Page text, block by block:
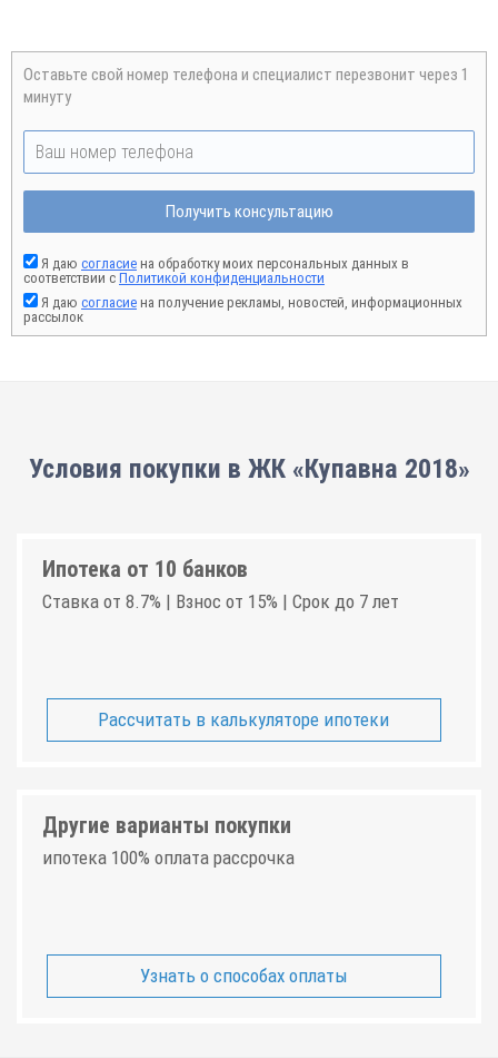
Оставьте свой номер телефона и специалист перезвонит через 1
минуту
Получить консультацию
Я даю согласие на обработку моих персональных данных в
соответствии с Политикой конфиденциальности
Я даю согласие на получение рекламы, новостей, информационных
рассылок
Условия покупки в ЖК «Купавна 2018»
Ипотека от 10 банков
Ставка от 8.7% | Взнос от 15% | Срок до 7 лет
Рассчитать в калькуляторе ипотеки
Другие варианты покупки
ипотека 100% оплата рассрочка
Узнать о способах оплаты